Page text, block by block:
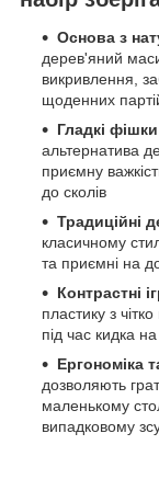
Основа з
дерев'яний
викривлення,
щоденних
Гладкі
альтернатива
приємну
до сколів
Традиційні
класичному
та приємні на
Контрастні
пластику з
під час кидка
Ергономіка
дозволяють
маленькому
випадковому